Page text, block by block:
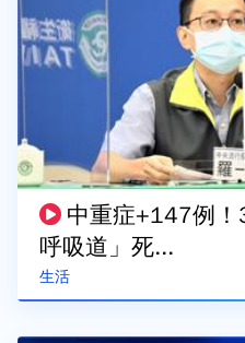
生活
中重症+147例
呼吸道」死...